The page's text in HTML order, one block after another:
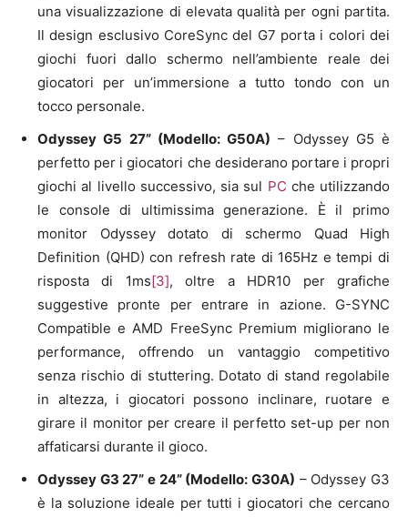
una visualizzazione di elevata qualità per ogni partita.
Il design esclusivo CoreSync del G7 porta i colori dei
giochi fuori dallo schermo nell’ambiente reale dei
giocatori per un’immersione a tutto tondo con un
tocco personale.
Odyssey G5 27” (Modello: G50A) – Odyssey G5 è
perfetto per i giocatori che desiderano portare i propri
giochi al livello successivo, sia sul PC che utilizzando
le console di ultimissima generazione. È il primo
monitor Odyssey dotato di schermo Quad High
Definition (QHD) con refresh rate di 165Hz e tempi di
risposta di 1ms[3], oltre a HDR10 per grafiche
suggestive pronte per entrare in azione. G-SYNC
Compatible e AMD FreeSync Premium migliorano le
performance, offrendo un vantaggio competitivo
senza rischio di stuttering. Dotato di stand regolabile
in altezza, i giocatori possono inclinare, ruotare e
girare il monitor per creare il perfetto set-up per non
affaticarsi durante il gioco.
Odyssey G3 27” e 24” (Modello: G30A) – Odyssey G3
è la soluzione ideale per tutti i giocatori che cercano